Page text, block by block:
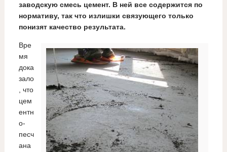
заводскую смесь цемент. В ней все содержится по
нормативу, так что излишки связующего только
понизят качество результата.
Вре
мя
дока
зало
, что
цем
ентн
о-
песч
ана